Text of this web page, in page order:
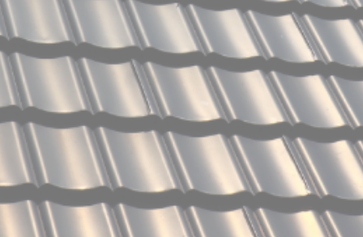
よくあるご質問
施工事例
ブログ
お知らせ